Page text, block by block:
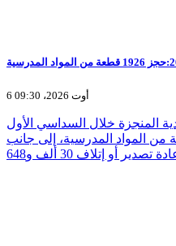
6 أوت 2026، 09:30
المنجزة خلال السداسي الأول
عن حجز 1926 قطعة من المواد المدرسية، إلى جانب